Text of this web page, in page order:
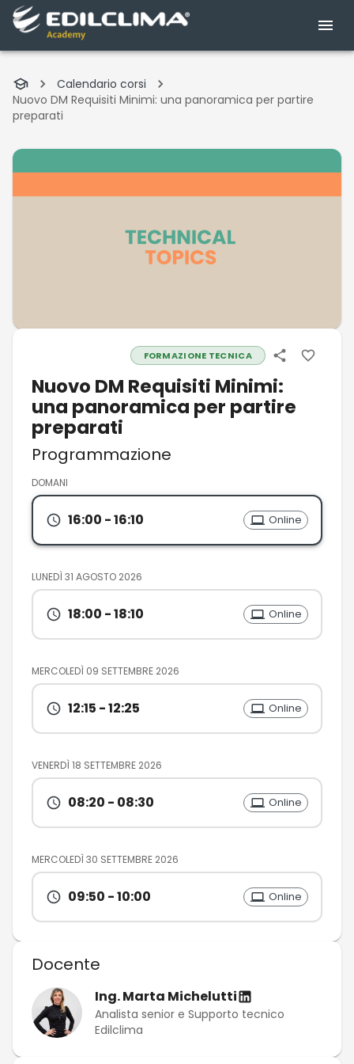
Calendario corsi
Nuovo DM Requisiti Minimi: una panoramica per partire
preparati
FORMAZIONE TECNICA
Nuovo DM Requisiti Minimi:
una panoramica per partire
preparati
Programmazione
DOMANI
16:00 - 16:10 Online
LUNEDÌ 31 AGOSTO 2026
18:00 - 18:10 Online
MERCOLEDÌ 09 SETTEMBRE 2026
12:15 - 12:25 Online
VENERDÌ 18 SETTEMBRE 2026
08:20 - 08:30 Online
MERCOLEDÌ 30 SETTEMBRE 2026
09:50 - 10:00 Online
Docente
Ing. Marta Michelutti
Analista senior e Supporto tecnico
Edilclima